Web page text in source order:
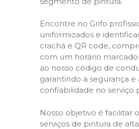
Encontre no Grifo
uniformizados e
crachá e QR code,
com um horário
ao nosso código de
garantindo a segurança e
confiabilidade no serviço
Nosso objetivo é facilitar
serviços de pintura de